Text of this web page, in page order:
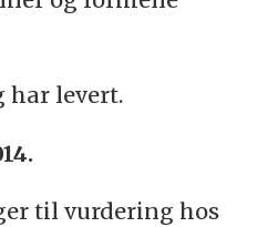
har levert.
til vurdering hos